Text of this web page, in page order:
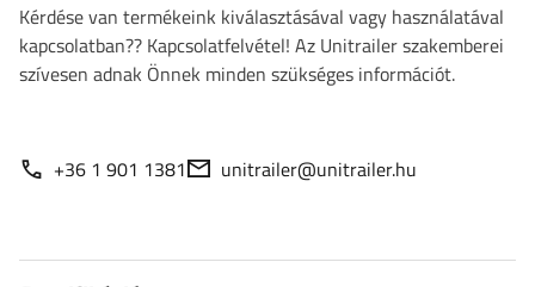
Kérdése van termékeink kiválasztásával vagy használatával
kapcsolatban?? Kapcsolatfelvétel! Az Unitrailer szakemberei
szívesen adnak Önnek minden szükséges információt.
+36 1 901 1381 unitrailer@unitrailer.hu